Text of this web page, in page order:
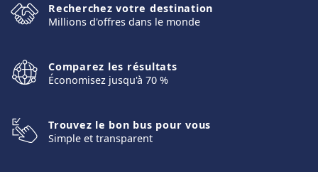
Recherchez votre destination
Millions d'offres dans le monde
Comparez les résultats
Économisez jusqu'à 70 %
Trouvez le bon bus pour vous
Simple et transparent